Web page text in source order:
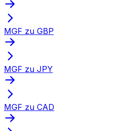
MGF zu GBP
MGF zu JPY
MGF zu CAD